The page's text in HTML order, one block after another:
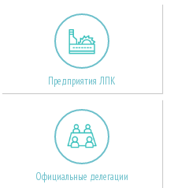
Предприятия ЛПК
Официальные делегации